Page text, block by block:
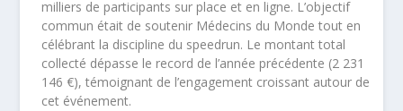
milliers de participants sur place et en ligne. L’objectif
commun était de soutenir Médecins du Monde tout en
célébrant la discipline du speedrun. Le montant total
collecté dépasse le record de l’année précédente (2 231
146 €), témoignant de l’engagement croissant autour de
cet événement.